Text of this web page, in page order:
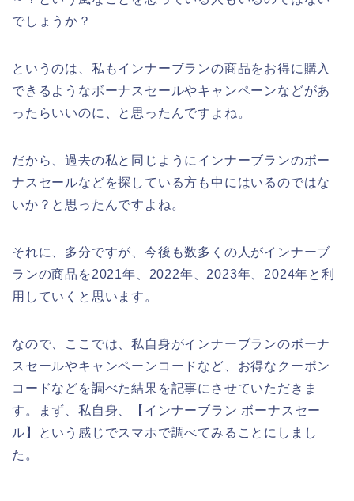
でしょうか？
というのは、私もインナーブランの商品をお得に購入
できるようなボーナスセールやキャンペーンなどがあ
ったらいいのに、と思ったんですよね。
だから、過去の私と同じようにインナーブランのボー
ナスセールなどを探している方も中にはいるのではな
いか？と思ったんですよね。
それに、多分ですが、今後も数多くの人がインナーブ
ランの商品を2021年、2022年、2023年、2024年と利
用していくと思います。
なので、ここでは、私自身がインナーブランのボーナ
スセールやキャンペーンコードなど、お得なクーポン
コードなどを調べた結果を記事にさせていただきま
す。まず、私自身、【インナーブラン ボーナスセー
ル】という感じでスマホで調べてみることにしまし
た。